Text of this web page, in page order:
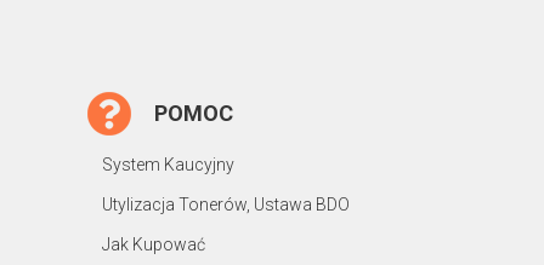
POMOC
System Kaucyjny
Utylizacja Tonerów, Ustawa BDO
Jak Kupować